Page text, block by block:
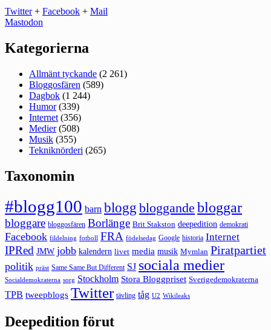
Twitter+ Facebook + Mail
Mastodon
Kategorierna
Allmänt tyckande (2 261)
Bloggosfären (589)
Dagbok (1 244)
Humor(339)
Internet (356)
Medier(508)
Musik (355)
Tekniknörderi (265)
Taxonomin
#blogg100 barn blogg bloggande bloggar
bloggare bloggosfären Borlänge Brit Stakston deepedition demokrati
Facebook fildelning fotboll FRA födelsedag Google historia Internet
IPRed JMW jobb kalendern livet media musik Mymlan Piratpartiet
politik präst Same Same But Different SJ sociala medier
Socialdemokraterna sorg Stockholm Stora Bloggpriset Sverigedemokraterna
TPB tweepblogs Twitter tävling tåg U2 Wikileaks
Deepedition förut